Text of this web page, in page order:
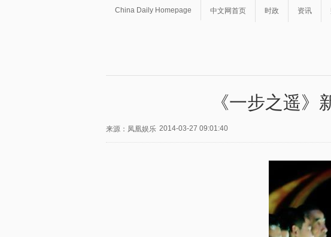
China Daily Homepage 中文网首页 时政 资讯
《一步之遥
来源：凤凰娱乐 2014-03-27 09:01:40